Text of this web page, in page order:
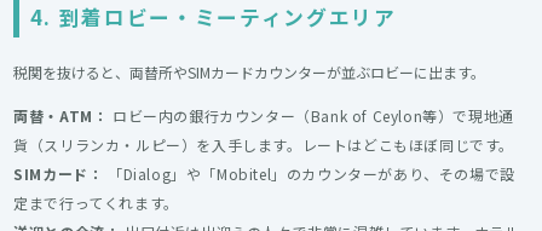
4. 到着ロビー・ミーティングエリア
税関を抜けると、両替所やSIMカードカウンターが並ぶロビーに出ます。
両替・ATM： ロビー内の銀行カウンター（Bank of Ceylon等）で現地通
貨（スリランカ・ルピー）を入手します。レートはどこもほぼ同じです。
SIMカード：
「Dialog」や「Mobitel」のカウンターがあり、その場で設
定まで行ってくれます。